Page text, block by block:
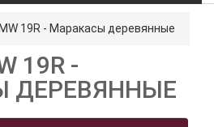
19R - Маракасы деревянные
19R -
ДЕРЕВЯННЫЕ